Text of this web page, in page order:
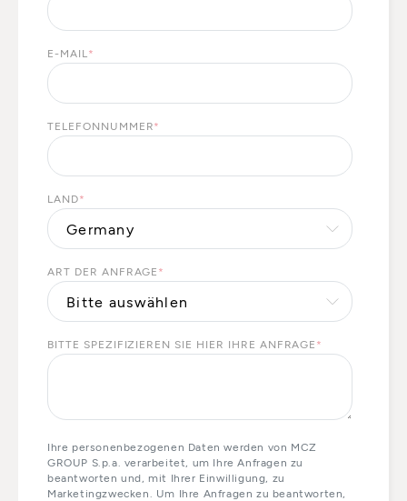
E-MAIL *
TELEFONNUMMER*
LAND*
ART DER ANFRAGE *
BITTE SPEZIFIZIEREN SIE HIER IHRE ANFRAGE *
Ihre personenbezogenen Daten werden von MCZ
GROUP S.p.a. verarbeitet, um Ihre Anfragen zu
beantworten und, mit Ihrer Einwilligung, zu
Marketingzwecken. Um Ihre Anfragen zu beantworten,